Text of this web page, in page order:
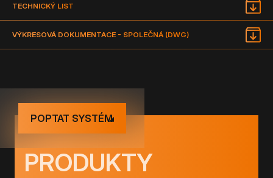
TECHNICKÝ LIST
VÝKRESOVÁ DOKUMENTACE - SPOLEČNÁ (DWG)
POPTAT SYSTÉM
PRODUKTY